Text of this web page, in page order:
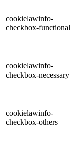
cookielawinfo-
checkbox-functional
cookielawinfo-
checkbox-necessary
cookielawinfo-
checkbox-others